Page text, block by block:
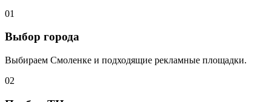
01
Выбор города
Выбираем Смоленке и подходящие рекламные площадки.
02